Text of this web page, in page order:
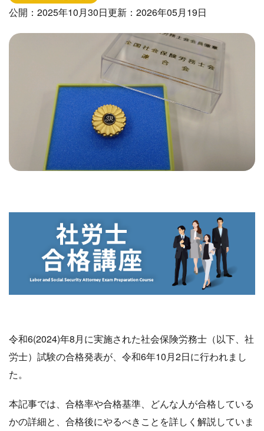
公開：2025年10月30日更新：2026年05月19日
令和6(2024)年8月に実施された社会保険労務士（以下、社
労士）試験の合格発表が、令和6年10月2日に行われまし
た。
本記事では、合格率や合格基準、どんな人が合格している
かの詳細と、合格後にやるべきことを詳しく解説していま